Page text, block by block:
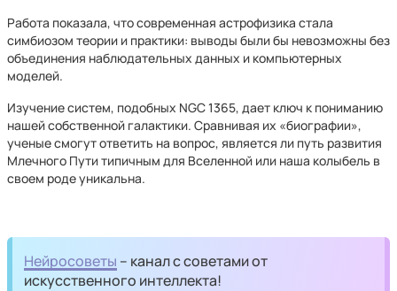
Работа показала, что современная астрофизика стала
симбиозом теории и практики: выводы были бы невозможны без
объединения наблюдательных данных и компьютерных
моделей.
Изучение систем, подобных NGC 1365, дает ключ к пониманию
нашей собственной галактики. Сравнивая их «биографии»,
ученые смогут ответить на вопрос, является ли путь развития
Млечного Пути типичным для Вселенной или наша колыбель в
своем роде уникальна.
Нейросоветы – канал с советами от
искусственного интеллекта!